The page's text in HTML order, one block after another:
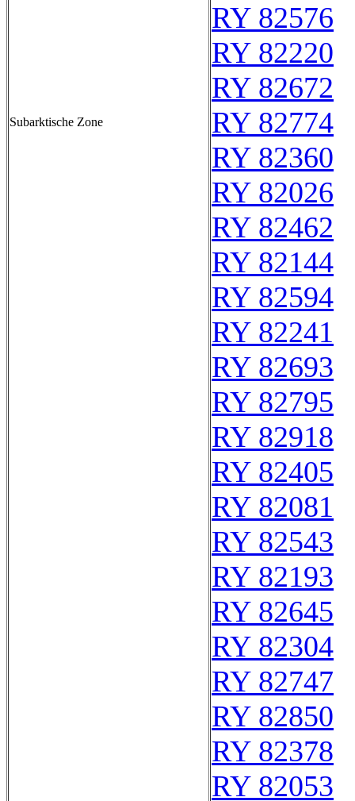
Subarktische Zone
RY 82576
RY 82220
RY 82672
RY 82774
RY 82360
RY 82026
RY 82462
RY 82144
RY 82594
RY 82241
RY 82693
RY 82795
RY 82918
RY 82405
RY 82081
RY 82543
RY 82193
RY 82645
RY 82304
RY 82747
RY 82850
RY 82378
RY 82053